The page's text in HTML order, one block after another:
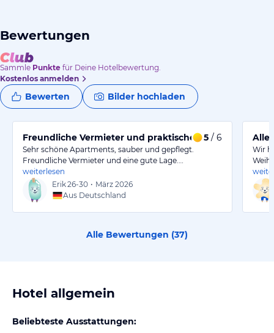
Bewertungen
Sammle Punkte für Deine Hotelbewertung.
Kostenlos anmelden
Bewerten Bilder hochladen
Freundliche Vermieter und praktische Lage.
5 / 6
Sehr schöne Apartments, sauber und gepflegt.
Freundliche Vermieter und eine gute Lage.…
weiterlesen
Erik26-30 • März 2026
Aus Deutschland
Wir
Alle Bewertungen (37)
Hotel allgemein
Beliebteste Ausstattungen: